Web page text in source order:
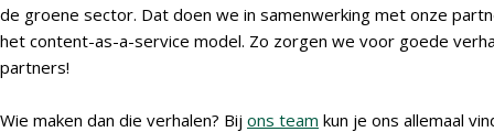
de groene sector. Dat doen we in samenwerking met onze
het content-as-a-service model. Zo zorgen we voor goede
partners!
Wie maken dan die verhalen? Bij ons team kun je ons allemaal